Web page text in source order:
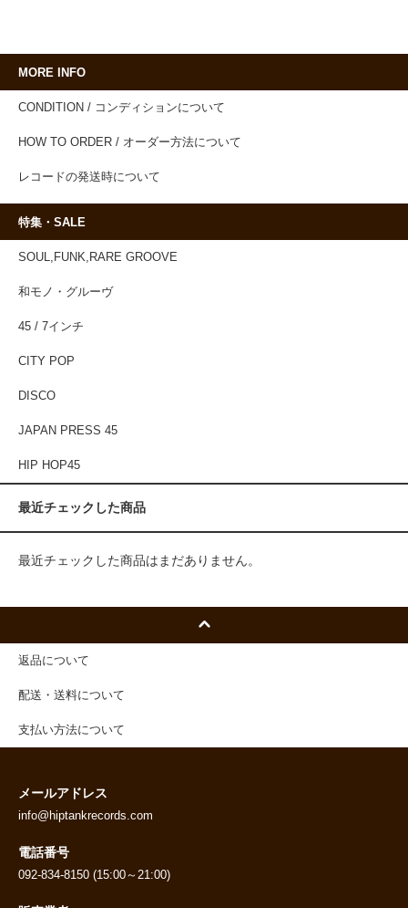
MORE INFO
CONDITION / コンディションについて
HOW TO ORDER / オーダー方法について
レコードの発送時について
特集・SALE
SOUL,FUNK,RARE GROOVE
和モノ・グルーヴ
45 / 7インチ
CITY POP
DISCO
JAPAN PRESS 45
HIP HOP45
最近チェックした商品
最近チェックした商品はまだありません。
返品について
配送・送料について
支払い方法について
メールアドレス
info@hiptankrecords.com
電話番号
092-834-8150 (15:00～21:00)